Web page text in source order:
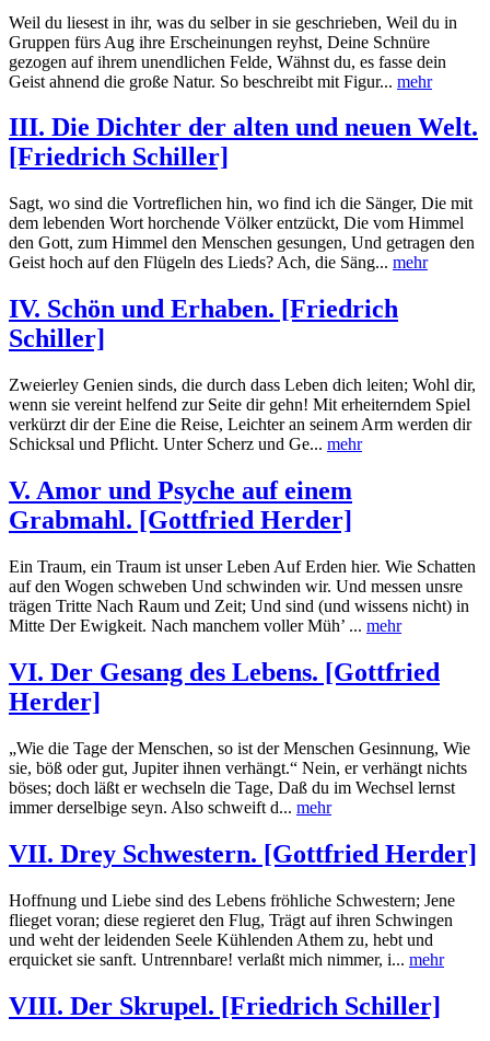
Weil du liesest in ihr, was du selber in sie geschrieben, Weil du in
Gruppen fürs Aug ihre Erscheinungen reyhst, Deine Schnüre
gezogen auf ihrem unendlichen Felde, Wähnst du, es fasse dein
Geist ahnend die große Natur. So beschreibt mit Figur... mehr
III. Die Dichter der alten und neuen Welt.
[Friedrich Schiller]
Sagt, wo sind die Vortreflichen hin, wo find ich die Sänger, Die mit
dem lebenden Wort horchende Völker entzückt, Die vom Himmel
den Gott, zum Himmel den Menschen gesungen, Und getragen den
Geist hoch auf den Flügeln des Lieds? Ach, die Säng... mehr
IV. Schön und Erhaben. [Friedrich
Schiller]
Zweierley Genien sinds, die durch dass Leben dich leiten; Wohl dir,
wenn sie vereint helfend zur Seite dir gehn! Mit erheiterndem Spiel
verkürzt dir der Eine die Reise, Leichter an seinem Arm werden dir
Schicksal und Pflicht. Unter Scherz und Ge... mehr
V. Amor und Psyche auf einem
Grabmahl. [Gottfried Herder]
Ein Traum, ein Traum ist unser Leben Auf Erden hier. Wie Schatten
auf den Wogen schweben Und schwinden wir. Und messen unsre
trägen Tritte Nach Raum und Zeit; Und sind (und wissens nicht) in
Mitte Der Ewigkeit. Nach manchem voller Müh’ ... mehr
VI. Der Gesang des Lebens. [Gottfried
Herder]
„Wie die Tage der Menschen, so ist der Menschen Gesinnung, Wie
sie, böß oder gut, Jupiter ihnen verhängt.“ Nein, er verhängt nichts
böses; doch läßt er wechseln die Tage, Daß du im Wechsel lernst
immer derselbige seyn. Also schweift d... mehr
VII. Drey Schwestern. [Gottfried Herder]
Hoffnung und Liebe sind des Lebens fröhliche Schwestern; Jene
flieget voran; diese regieret den Flug, Trägt auf ihren Schwingen
und weht der leidenden Seele Kühlenden Athem zu, hebt und
erquicket sie sanft. Untrennbare! verlaßt mich nimmer, i... mehr
VIII. Der Skrupel. [Friedrich Schiller]